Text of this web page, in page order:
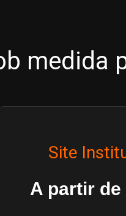
medida
Site
A partir de